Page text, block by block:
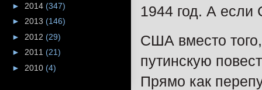
1944 год. А если
США вместо
путинскую
Прямо как
► 2014 (347)
► 2013 (146)
► 2012 (29)
► 2011 (21)
► 2010 (4)